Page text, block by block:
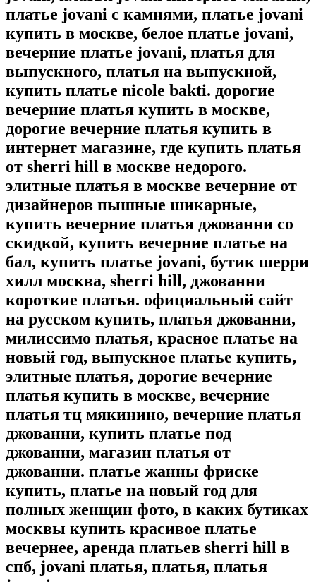
платье jovani с камнями, платье jovani
купить в москве, белое платье jovani,
вечерние платье jovani, платья для
выпускного, платья на выпускной,
купить платье nicole bakti. дорогие
вечерние платья купить в москве,
дорогие вечерние платья купить в
интернет магазине, где купить платья
от sherri hill в москве недорого.
элитные платья в москве вечерние от
дизайнеров пышные шикарные,
купить вечерние платья джованни со
скидкой, купить вечерние платье на
бал, купить платье jovani, бутик шерри
хилл москва, sherri hill, джованни
короткие платья. официальный сайт
на русском купить, платья джованни,
милиссимо платья, красное платье на
новый год, выпускное платье купить,
элитные платья, дорогие вечерние
платья купить в москве, вечерние
платья тц мякинино, вечерние платья
джованни, купить платье под
джованни, магазин платья от
джованни. платье жанны фриске
купить, платье на новый год для
полных женщин фото, в каких бутиках
москвы купить красивое платье
вечернее, аренда платьев sherri hill в
спб, jovani платья, платья, платья